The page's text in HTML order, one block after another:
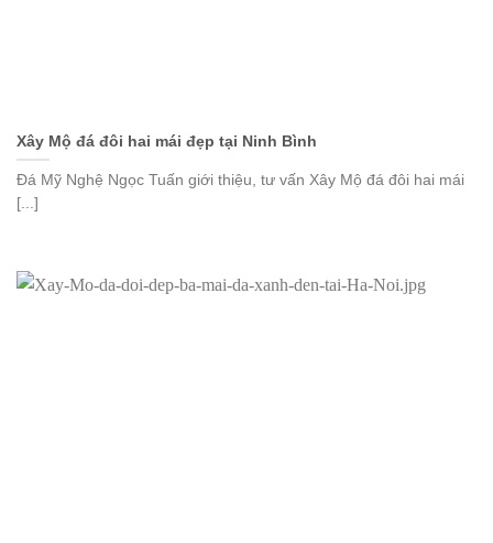
Xây Mộ đá đôi hai mái đẹp tại Ninh Bình
Đá Mỹ Nghệ Ngọc Tuấn giới thiệu, tư vấn Xây Mộ đá đôi hai mái
[...]